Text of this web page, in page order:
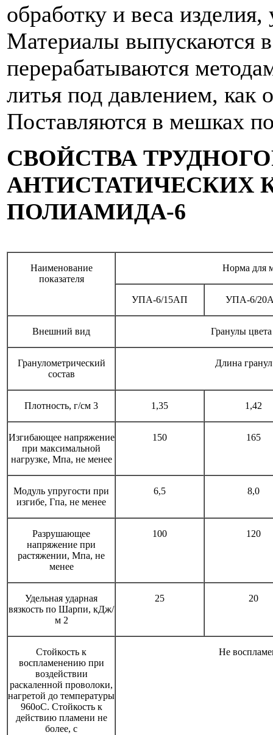
обработку и веса
Материалы выпускаются
перерабатываются
литья под давлением,
Поставляются в мешках
СВОЙСТВА
АНТИСТАТИЧЕСКИХ
ПОЛИАМИДА-6
Наименование
показателя
Норма для
УПА-6/15АП УПА-6/
Внешний вид Гранулы цвета
Гранулометрический
состав
Длина
Плотность, г/см 3 1,35 1,42
Изгибающее напряжение
при максимальной
нагрузке, Мпа, не менее
150 165
Модуль упругости при
изгибе, Гпа, не менее
6,5 8,0
Разрушающее
напряжение при
растяжении, Мпа, не
менее
100 120
Удельная ударная
вязкость по Шарпи, кДж/
м 2
25 20
Стойкость к
воспламенению при
воздействии
раскаленной проволоки,
нагретой до температуры
960оС. Стойкость к
действию пламени не
более, с
Не